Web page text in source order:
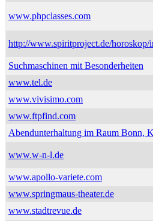
www.phpclasses.com
http://www.spiritproject.de/horoskop/
Suchmaschinen mit Besonderheiten
www.tel.de
www.vivisimo.com
www.ftpfind.com
Abendunterhaltung im Raum Bonn,
www.w-n-l.de
www.apollo-variete.com
www.springmaus-theater.de
www.stadtrevue.de